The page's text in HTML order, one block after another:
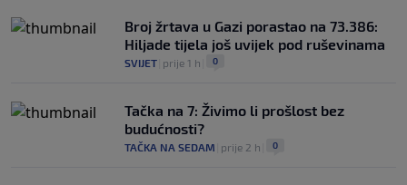
Broj žrtava u Gazi porastao na 73.386:
Hiljade tijela još uvijek pod ruševinama
SVIJET prije 1 h 0
Tačka na 7: Živimo li prošlost bez
budućnosti?
TAČKA NA SEDAM prije 2 h 0